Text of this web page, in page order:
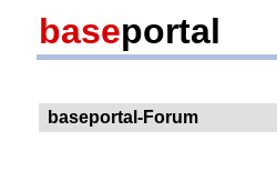
baseportal
baseportal-Forum